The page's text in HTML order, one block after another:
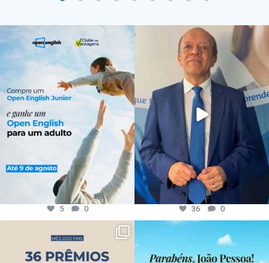
5 0 36 0